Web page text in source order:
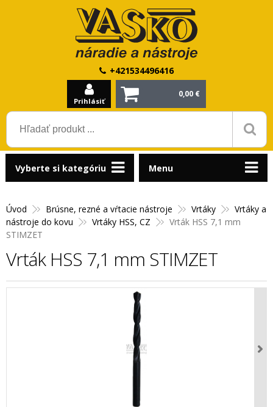
+421534496416
Prihlásiť
0,00 €
Úvod Brúsne, rezné a vŕtacie nástroje Vrtáky
Vrtáky a
nástroje do kovu
Vrtáky HSS, CZ
Vrták HSS 7,1 mm
STIMZET
Vrták HSS 7,1 mm STIMZET
Vyberte si kategóriu Menu